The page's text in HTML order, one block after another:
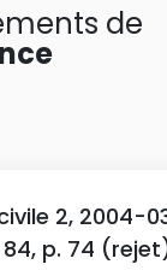
de
2, 2004-
84, p. 74